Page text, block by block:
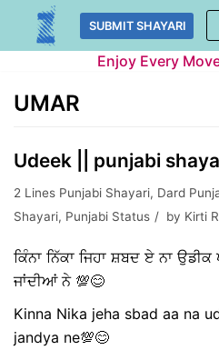
Skip
SUBMIT SHAYARI
Enjoy Every
UMAR
Udeek || punjabi
2 Lines Punjabi Shayari, Dard
Shayari, Punjabi Status by Kirti
ਕਿੰਨਾ ਨਿੱਕਾ ਜਿਹਾ ਸ਼ਬਦ ਏ ਨਾ
ਜਾਂਦੀਆਂ ਨੇ 💯😊
Kinna Nika jeha sbad aa na
jandya ne💯😊